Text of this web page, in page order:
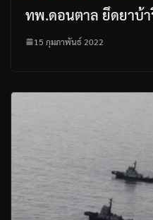
ทพ.ดอนตาล ยึดยาบ้า
15 กุมภาพันธ์ 2022